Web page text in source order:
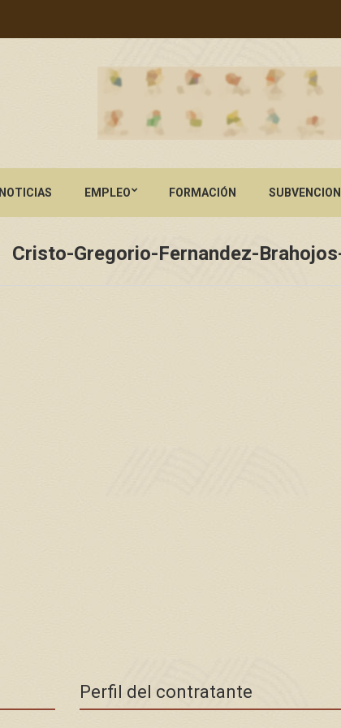
NOTICIAS EMPLEO FORMACIÓN
Cristo-Gregorio-Fernandez-
Perfil del contratante